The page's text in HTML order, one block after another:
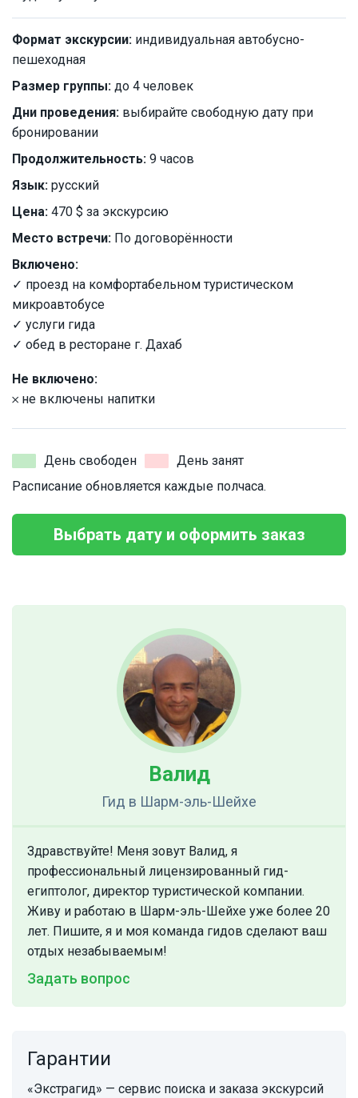
Формат экскурсии: индивидуальная автобусно-
пешеходная
Размер группы: до 4 человек
Дни проведения: выбирайте свободную дату при
бронировании
Продолжительность: 9 часов
Язык: русский
Цена: 470 $ за экскурсию
Место встречи: По договорённости
Включено:
✓ проезд на комфортабельном туристическом
микроавтобусе
✓ услуги гида
✓ обед в ресторане г. Дахаб
Не включено:
𐄂 не включены напитки
День свободен
День занят
Расписание обновляется каждые полчаса.
Выбрать дату и оформить заказ
Валид
Гид в Шарм-эль-Шейхе
Здравствуйте! Меня зовут Валид, я
профессиональный лицензированный гид-
египтолог, директор туристической компании.
Живу и работаю в Шарм-эль-Шейхе уже более 20
лет. Пишите, я и моя команда гидов сделают ваш
отдых незабываемым!
Задать вопрос
Гарантии
«Экстрагид» — сервис поиска и заказа экскурсий